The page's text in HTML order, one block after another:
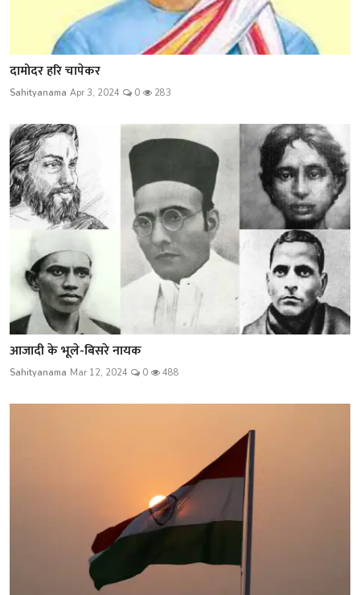
दामोदर हरि चापेकर
Sahityanama Apr 3, 2024 0 283
आजादी के भूले-बिसरे नायक
Sahityanama Mar 12, 2024 0 488